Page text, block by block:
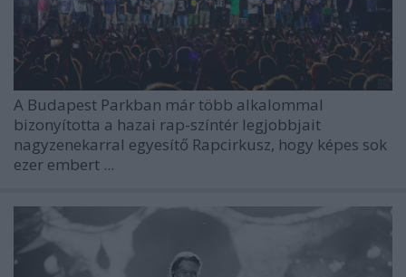
A Budapest Parkban már több alkalommal
bizonyította a hazai rap-színtér legjobbjait
nagyzenekarral egyesítő Rapcirkusz, hogy képes sok
ezer embert ...